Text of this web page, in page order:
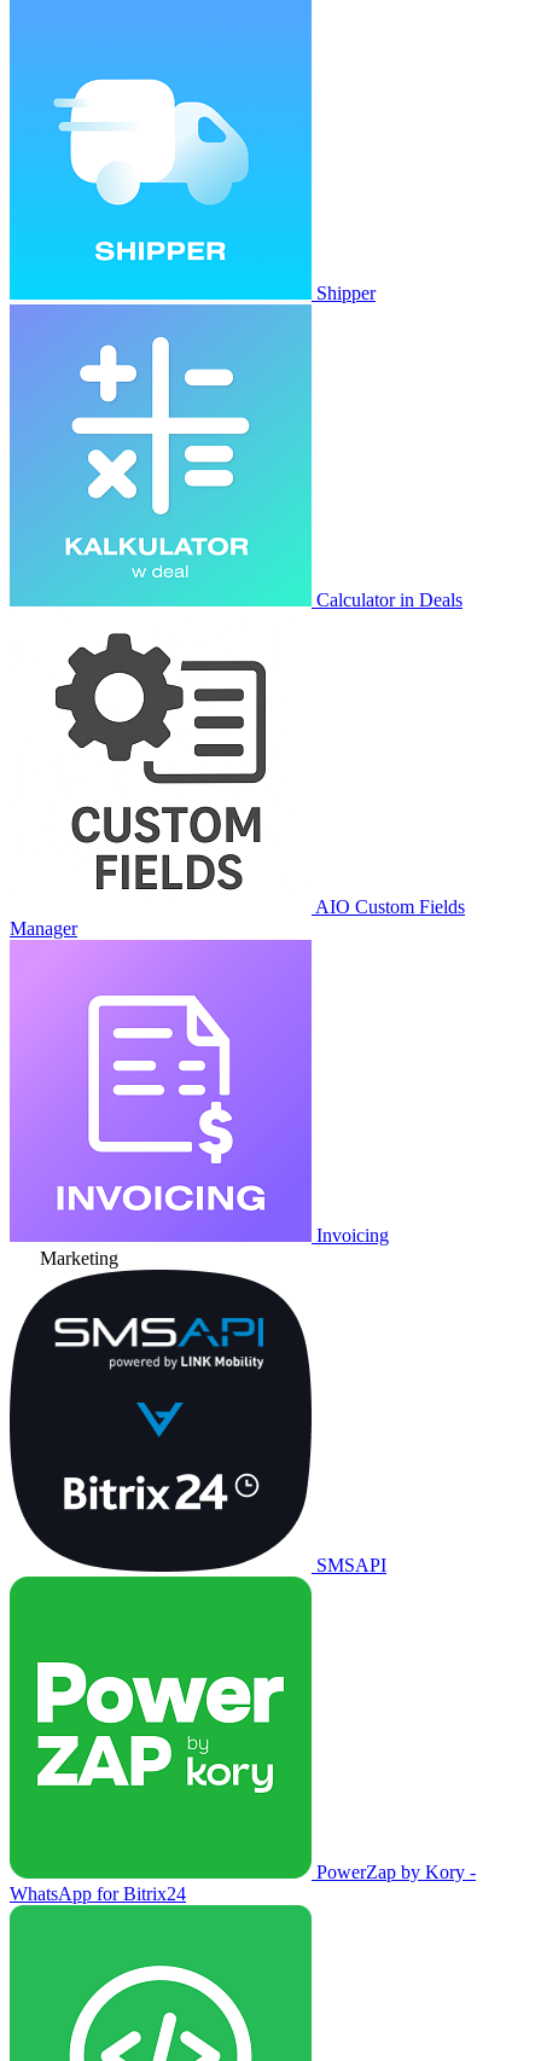
Shipper
Calculator in Deals
AIO Custom Fields
Manager
Invoicing
Marketing
SMSAPI
PowerZap by Kory -
WhatsApp for Bitrix24